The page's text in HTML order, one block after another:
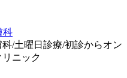
科
/土曜日診療/初診からオン
ニック